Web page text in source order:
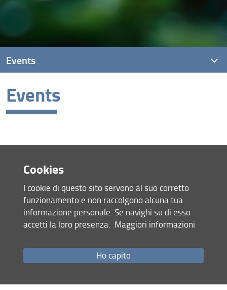
Events
Events
Summer school “Multiscale Modelling and Ecological
Macroeconomics”
Site map
RSS feed
Privacy policy
Accessibility
Cookies
I cookie di questo sito servono al suo corretto
funzionamento e non raccolgono alcuna tua
informazione personale. Se navighi su di esso
accetti la loro presenza. Maggiori informazioni
Ho capito